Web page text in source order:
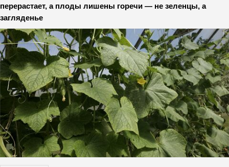
перерастает, а плоды лишены горечи — не зеленцы, а
загляденье